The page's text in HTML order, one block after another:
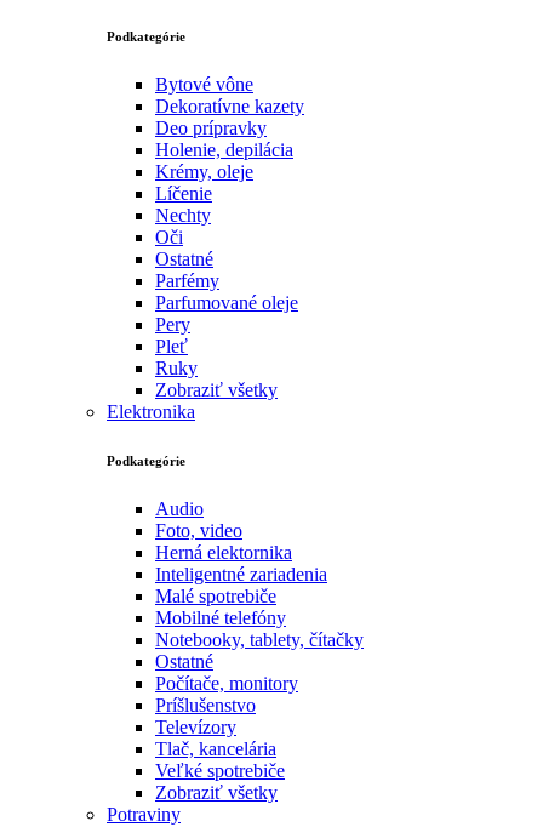
Podkategórie
Bytové vône
Dekoratívne kazety
Deo prípravky
Holenie, depilácia
Krémy, oleje
Líčenie
Nechty
Oči
Ostatné
Parfémy
Parfumované oleje
Pery
Pleť
Ruky
Zobraziť všetky
Elektronika
Podkategórie
Audio
Foto, video
Herná elektornika
Inteligentné zariadenia
Malé spotrebiče
Mobilné telefóny
Notebooky, tablety, čítačky
Ostatné
Počítače, monitory
Príšlušenstvo
Televízory
Tlač, kancelária
Veľké spotrebiče
Zobraziť všetky
Potraviny